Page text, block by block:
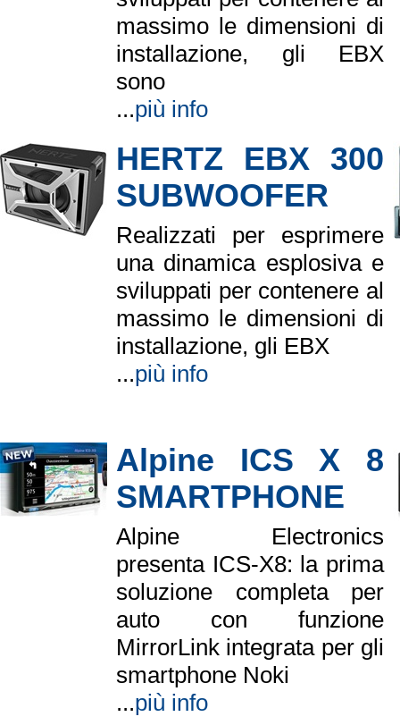
massimo le dimensioni di
installazione, gli EBX
sono
...più info
HERTZ EBX 300
SUBWOOFER
Realizzati per esprimere
una dinamica esplosiva e
sviluppati per contenere al
massimo le dimensioni di
installazione, gli EBX
...più info
Alpine ICS X 8
SMARTPHONE
Alpine Electronics
presenta ICS-X8: la prima
soluzione completa per
auto con funzione
MirrorLink integrata per gli
smartphone Noki
...più info